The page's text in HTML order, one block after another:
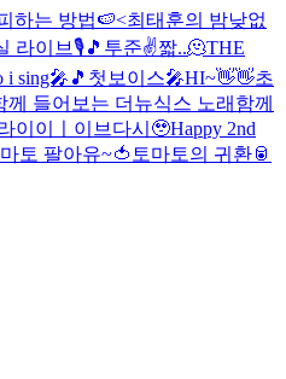
하는 방법🍉<최태훈의 밤낮없
라이브🎙🎵 투준✌️짧..🫠THE
i sing🎤🎵 첫보이스🎤HI~👋👋초
께 들어보는 더뉴식스 노래 함께
이이ㅣ이브 다시🥹Happy 2nd
토 팔아유~🍅 토마토의 귀환🥫